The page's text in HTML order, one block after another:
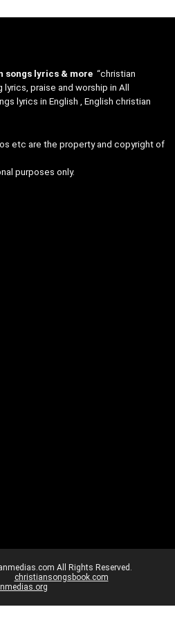
songs lyrics & more “christian
praise and worship in All
lyrics in English , English christian
etc are the property and copyright of
purposes only.
All Rights Reserved.
christiansongsbook.com